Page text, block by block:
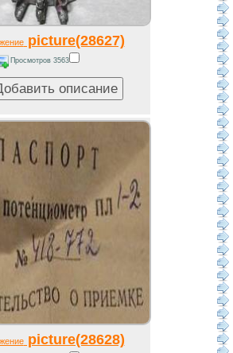
picture(28627)
Просмотров 3563
picture(28628)